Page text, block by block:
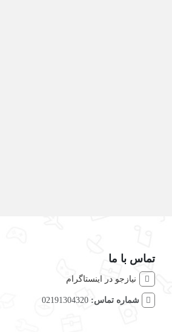
تماس با ما
نیازجو در اینستاگرام
شماره تماس: 02191304320